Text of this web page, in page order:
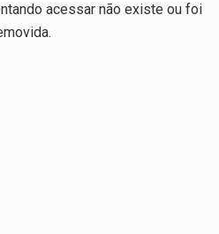
acessar não existe ou foi